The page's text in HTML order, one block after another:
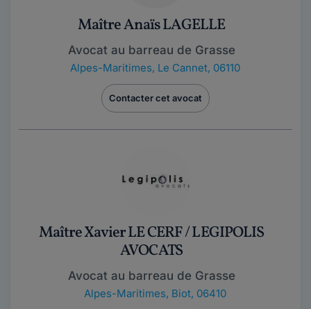
Maître Anaïs LAGELLE
Avocat au barreau de Grasse
Alpes-Maritimes, Le Cannet, 06110
Contacter cet avocat
Maître Xavier LE CERF / LEGIPOLIS
AVOCATS
Avocat au barreau de Grasse
Alpes-Maritimes, Biot, 06410